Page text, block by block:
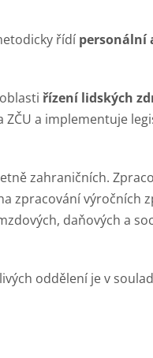
řídí personální
řízení lidských
ZČU a implementuje
zahraničních.
zpracování výročních
daňových a
oddělení je v